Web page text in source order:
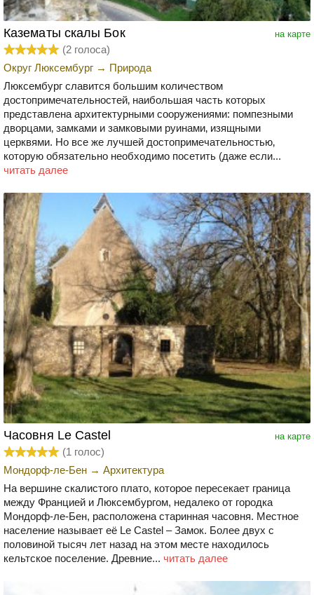
на карте
Казематы скалы Бок
(2 голоса)
Округ Люксембург → Природа
Люксембург славится большим количеством
достопримечательностей‚ наибольшая часть которых
представлена архитектурными сооружениями: помпезными
дворцами‚ замками и замковыми руинами‚ изящными
церквями. Но все же лучшей достопримечательностью‚
которую обязательно необходимо посетить (даже если...
читать далее
на карте
Часовня Le Castel
(1 голос)
Мондорф-ле-Бен → Архитектура
На вершине скалистого плато, которое пересекает граница
между Францией и Люксембургом, недалеко от городка
Мондорф-ле-Бен, расположена старинная часовня. Местное
население называет её Le Castel – Замок. Более двух с
половиной тысяч лет назад на этом месте находилось
кельтское поселение. Древние... читать далее